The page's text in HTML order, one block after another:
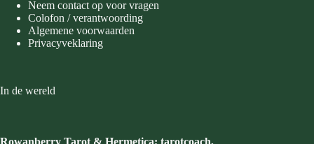
Neem contact op voor vragen
Colofon / verantwoording
Algemene voorwaarden
Privacyveklaring
In de wereld